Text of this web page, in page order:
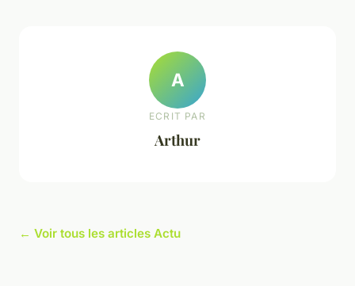
A
ECRIT PAR
Arthur
← Voir tous les articles Actu